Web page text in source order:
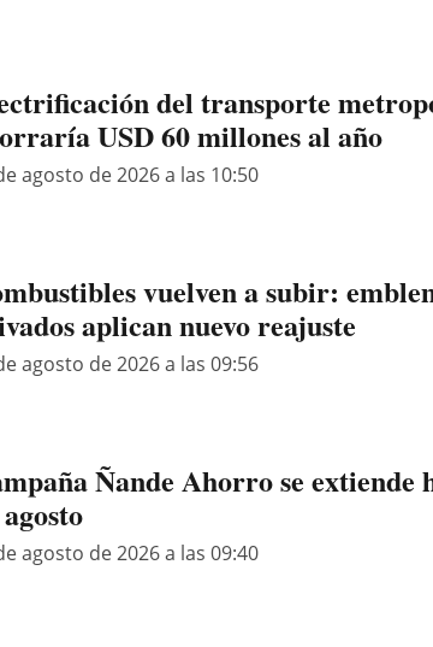
del transporte
USD 60 millones al año
agosto de 2026 a las 10:50
vuelven a subir:
aplican nuevo reajuste
agosto de 2026 a las 09:56
Ñande Ahorro se extiende
agosto de 2026 a las 09:40